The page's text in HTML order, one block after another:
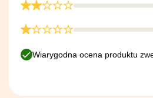
Wiarygodna ocena produktu